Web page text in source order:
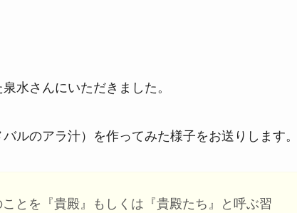
水さんにいただきました。
ルのアラ汁）を作ってみた様子をお送りします
とを『貴殿』もしくは『貴殿たち』と呼ぶ習